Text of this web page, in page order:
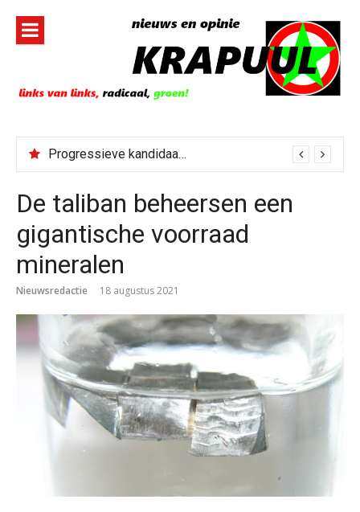
inhoud
Progressieve kandidaat El-Sayed senaatskandidaat Michigan
De taliban beheersen een
gigantische voorraad
mineralen
Nieuwsredactie 18 augustus 2021